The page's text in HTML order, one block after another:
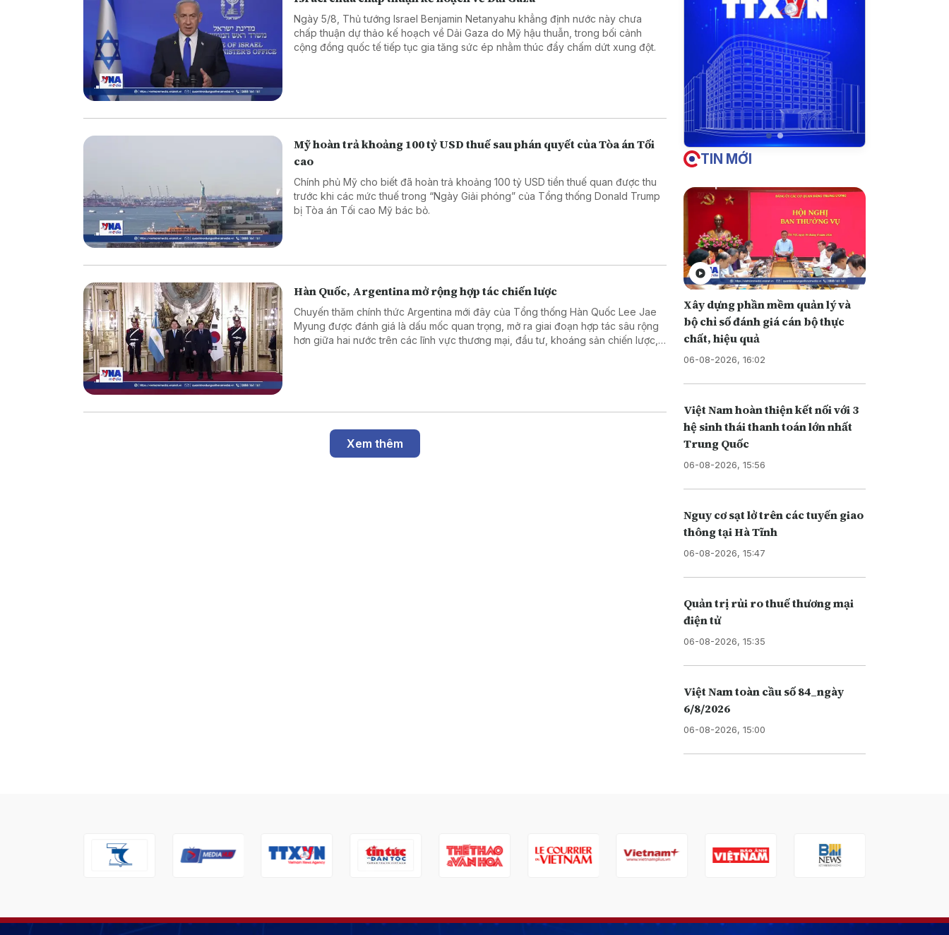
Ngày 5/8, Thủ tướng Israel Benjamin Netanyahu khẳng định nước này chưa
chấp thuận dự thảo kế hoạch về Dải Gaza do Mỹ hậu thuẫn, trong bối cảnh
cộng đồng quốc tế tiếp tục gia tăng sức ép nhằm thúc đẩy chấm dứt xung đột.
Mỹ hoàn trả khoảng 100 tỷ USD thuế sau phán quyết của Tòa án Tối
cao
Chính phủ Mỹ cho biết đã hoàn trả khoảng 100 tỷ USD tiền thuế quan được thu
trước khi các mức thuế trong “Ngày Giải phóng” của Tổng thống Donald Trump
bị Tòa án Tối cao Mỹ bác bỏ.
Hàn Quốc, Argentina mở rộng hợp tác chiến lược
Chuyến thăm chính thức Argentina mới đây của Tổng thống Hàn Quốc Lee Jae
Myung được đánh giá là dấu mốc quan trọng, mở ra giai đoạn hợp tác sâu rộng
hơn giữa hai nước trên các lĩnh vực thương mại, đầu tư, khoáng sản chiến lược,
Xem thêm
TIN MỚI
Xây dựng phần mềm quản lý và
bộ chỉ số đánh giá cán bộ thực
chất, hiệu quả
06-08-2026, 16:02
Việt Nam hoàn thiện kết nối với 3
hệ sinh thái thanh toán lớn nhất
Trung Quốc
06-08-2026, 15:56
Nguy cơ sạt lở trên các tuyến giao
thông tại Hà Tĩnh
06-08-2026, 15:47
Quản trị rủi ro thuế thương mại
điện tử
06-08-2026, 15:35
Việt Nam toàn cầu số 84_ngày
6/8/2026
06-08-2026, 15:00